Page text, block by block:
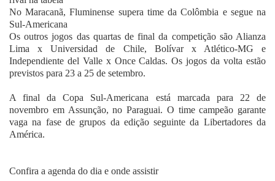
No Maracanã, Fluminense supera time da Colômbia e segue na
Sul-Americana
Os outros jogos das quartas de final da competição são Alianza
Lima x Universidad de Chile, Bolívar x Atlético-MG e
Independiente del Valle x Once Caldas. Os jogos da volta estão
previstos para 23 a 25 de setembro.
A final da Copa Sul-Americana está marcada para 22 de
novembro em Assunção, no Paraguai. O time campeão garante
vaga na fase de grupos da edição seguinte da Libertadores da
América.
Confira a agenda do dia e onde assistir